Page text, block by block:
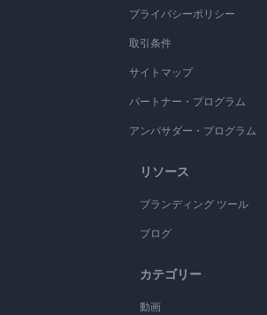
プライバシーポリシー
取引条件
サイトマップ
パートナー・プログラム
アンバサダー・プログラム
リソース
ブランディング ツール
ブログ
カテゴリー
動画